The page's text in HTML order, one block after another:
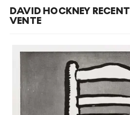
DAVID HOCKNEY
VENTE